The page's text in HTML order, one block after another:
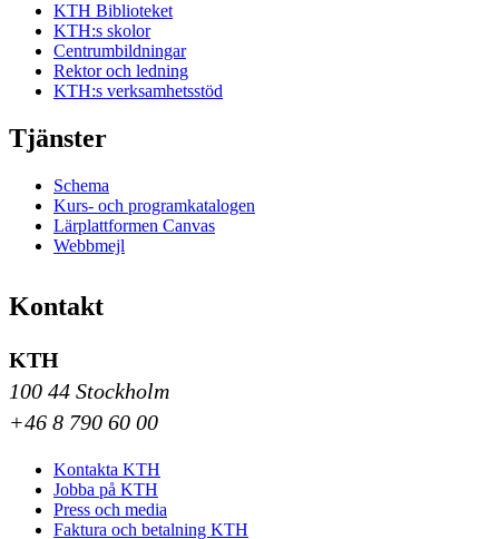
KTH Biblioteket
KTH:s skolor
Centrumbildningar
Rektor och ledning
KTH:s verksamhetsstöd
Tjänster
Schema
Kurs- och programkatalogen
Lärplattformen Canvas
Webbmejl
Kontakt
KTH
100 44 Stockholm
+46 8 790 60 00
Kontakta KTH
Jobba på KTH
Press och media
Faktura och betalning KTH